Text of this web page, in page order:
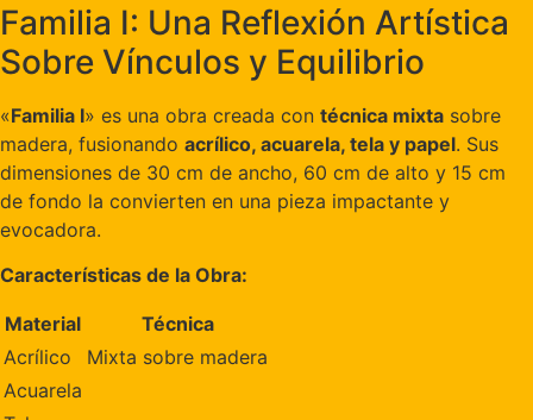
Familia I: Una Reflexión Artística
Sobre Vínculos y Equilibrio
«Familia I» es una obra creada con técnica mixta sobre
madera, fusionando acrílico, acuarela, tela y papel. Sus
dimensiones de 30 cm de ancho, 60 cm de alto y 15 cm
de fondo la convierten en una pieza impactante y
evocadora.
Características de la Obra:
Material
Técnica
Acrílico
Mixta sobre madera
Acuarela